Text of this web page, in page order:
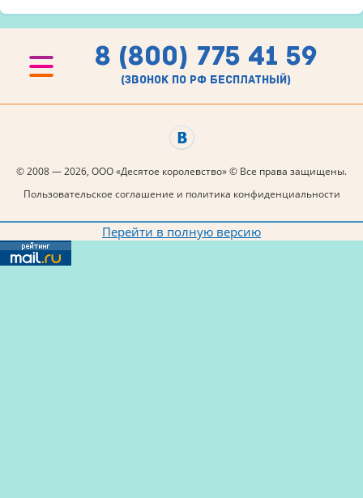
8 (800) 775 41 59
(звонок по рф бесплатный)
© 2008 — 2026, ООО «Десятое королевство» © Все права защищены.
Пользовательское соглашение и политика конфиденциальности
Перейти в полную версию